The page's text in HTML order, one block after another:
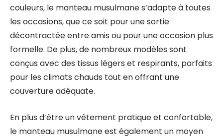
couleurs, le manteau musulmane s’adapte à toutes
les occasions, que ce soit pour une sortie
décontractée entre amis ou pour une occasion plus
formelle. De plus, de nombreux modèles sont
conçus avec des tissus légers et respirants, parfaits
pour les climats chauds tout en offrant une
couverture adéquate.
En plus d’être un vêtement pratique et confortable,
le manteau musulmane est également un moyen